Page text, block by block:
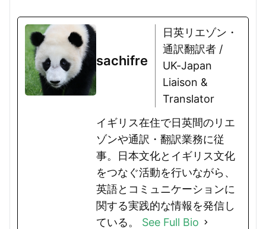
sachifre
日英リエゾン・
通訳翻訳者 /
UK-Japan
Liaison &
Translator
イギリス在住で日英間のリエ
ゾンや通訳・翻訳業務に従
事。日本文化とイギリス文化
をつなぐ活動を行いながら、
英語とコミュニケーションに
関する実践的な情報を発信し
ている。 See Full Bio